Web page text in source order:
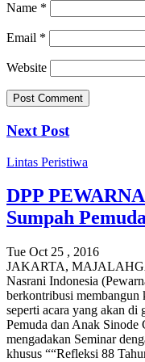
Name *
Email *
Website
Next Post
Lintas Peristiwa
DPP
Sumpah
Tue Oct 25 , 2016
JAKARTA,
Nasrani Indonesia
berkontribusi membangun
seperti acara yang akan di
Pemuda dan Anak
mengadakan Seminar
khusus ““Refleksi 88